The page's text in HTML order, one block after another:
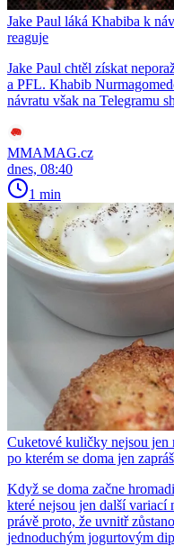
Jake Paul láká Khabiba k
reaguje
Jake Paul chtěl získat
a PFL. Khabib
návratu však na Telegramu
MMAMAG.cz
dnes, 08:40
1 min
Cuketové kuličky nejsou jen
po kterém se doma jen
Když se doma začne
které nejsou jen další
právě proto, že uvnitř
jednoduchým jogurtovým